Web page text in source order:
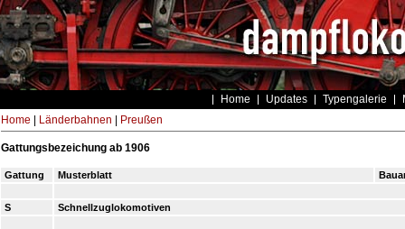
Home Updates Typengalerie
Home Länderbahnen Preußen
Gattungsbezeichung ab 1906
Gattung Musterblatt
S Schnellzuglokomotiven